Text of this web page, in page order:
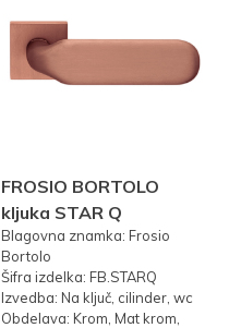
FROSIO BORTOLO
kljuka STAR Q
Blagovna znamka: Frosio
Bortolo
Šifra izdelka: FB.STARQ
Izvedba: Na ključ, cilinder, wc
Obdelava: Krom, Mat krom,